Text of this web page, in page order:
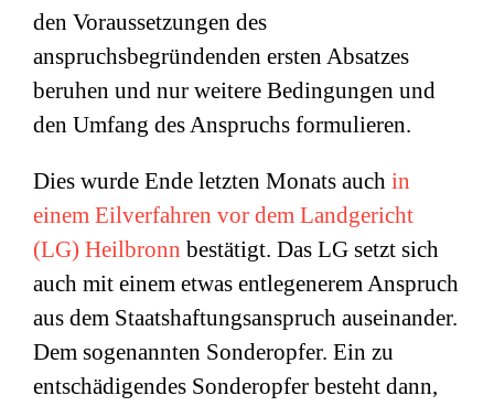
den Voraussetzungen des
anspruchsbegründenden ersten Absatzes
beruhen und nur weitere Bedingungen und
den Umfang des Anspruchs formulieren.
Dies wurde Ende letzten Monats auch in
einem Eilverfahren vor dem Landgericht
(LG) Heilbronn bestätigt. Das LG setzt sich
auch mit einem etwas entlegenerem Anspruch
aus dem Staatshaftungsanspruch auseinander.
Dem sogenannten Sonderopfer. Ein zu
entschädigendes Sonderopfer besteht dann,